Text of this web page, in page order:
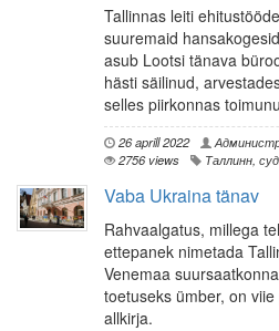
Tallinnas leiti
suuremaid
asub Lootsi tänava
hästi säilinud,
selles piirkonnas
26 aprill 2022
2756 views
Таллинн,
Vaba Ukraina tänav
Rahvaalgatus, millega
ettepanek nimetada
Venemaa
toetuseks ümber, on
allkirja.